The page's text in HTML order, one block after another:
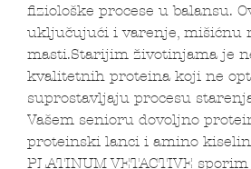
fiziološke procese u balansu.
uključujući i varenje, mišićnu
masti.Starijim životinjama je
kvalitetnih proteina koji ne
suprostavljaju procesu
Vašem senioru dovoljno
proteinski lanci i amino
PLATINUM VETACTIVE